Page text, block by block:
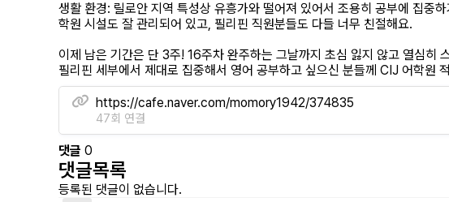
생활 환경: 릴로안 지역 특성상 유흥가와 떨어져 있어서 조용히 공부에 집중
학원 시설도 잘 관리되어 있고, 필리핀 직원분들도 다들 너무 친절해요.
이제 남은 기간은 단 3주! 16주차 완주하는 그날까지 초심 잃지 않고 열심히
필리핀 세부에서 제대로 집중해서 영어 공부하고 싶으신 분들께 CIJ 어학원
https://cafe.naver.com/momory1942/374835
47회 연결
댓글 0
댓글목록
등록된 댓글이 없습니다.